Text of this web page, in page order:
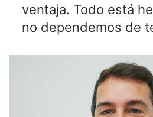
ventaja. Todo está
no dependemos de